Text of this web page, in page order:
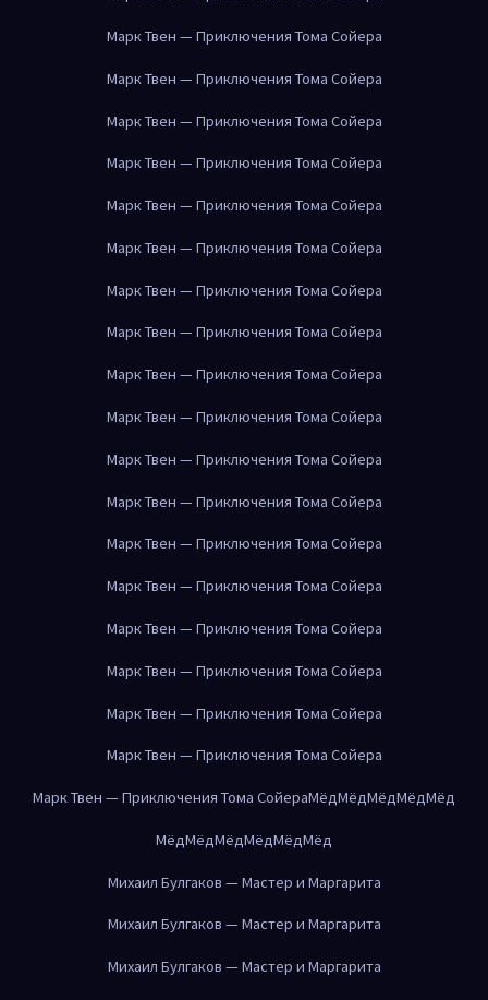
Марк Твен — Приключения Тома Сойера
Марк Твен — Приключения Тома Сойера
Марк Твен — Приключения Тома Сойера
Марк Твен — Приключения Тома Сойера
Марк Твен — Приключения Тома Сойера
Марк Твен — Приключения Тома Сойера
Марк Твен — Приключения Тома Сойера
Марк Твен — Приключения Тома Сойера
Марк Твен — Приключения Тома Сойера
Марк Твен — Приключения Тома Сойера
Марк Твен — Приключения Тома Сойера
Марк Твен — Приключения Тома Сойера
Марк Твен — Приключения Тома Сойера
Марк Твен — Приключения Тома Сойера
Марк Твен — Приключения Тома Сойера
Марк Твен — Приключения Тома Сойера
Марк Твен — Приключения Тома Сойера
Марк Твен — Приключения Тома Сойера
Марк Твен — Приключения Тома СойераМёдМёдМёдМёдМёд
МёдМёдМёдМёдМёдМёд
Михаил Булгаков — Мастер и Маргарита
Михаил Булгаков — Мастер и Маргарита
Михаил Булгаков — Мастер и Маргарита